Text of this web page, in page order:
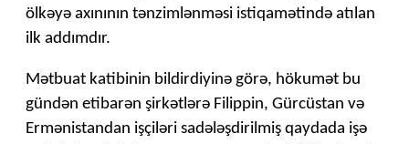
ölkəyə axınının tənzimlənməsi istiqamətində atılan
ilk addımdır.
Mətbuat katibinin bildirdiyinə görə, hökumət bu
gündən etibarən şirkətlərə Filippin, Gürcüstan və
Ermənistandan işçiləri sadələşdirilmiş qaydada işə